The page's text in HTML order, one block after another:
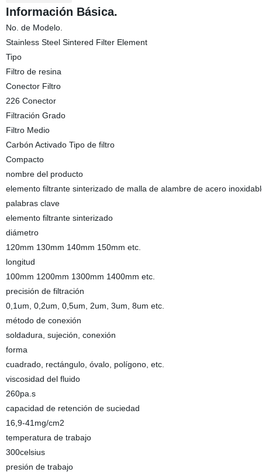
Información Básica.
No. de Modelo.
Stainless Steel Sintered Filter Element
Tipo
Filtro de resina
Conector Filtro
226 Conector
Filtración Grado
Filtro Medio
Carbón Activado Tipo de filtro
Compacto
nombre del producto
elemento filtrante sinterizado de malla de alambre de acero
palabras clave
elemento filtrante sinterizado
diámetro
120mm 130mm 140mm 150mm etc.
longitud
100mm 1200mm 1300mm 1400mm etc.
precisión de filtración
0,1um, 0,2um, 0,5um, 2um, 3um, 8um etc.
método de conexión
soldadura, sujeción, conexión
forma
cuadrado, rectángulo, óvalo, polígono, etc.
viscosidad del fluido
260pa.s
capacidad de retención de suciedad
16,9-41mg/cm2
temperatura de trabajo
300celsius
presión de trabajo